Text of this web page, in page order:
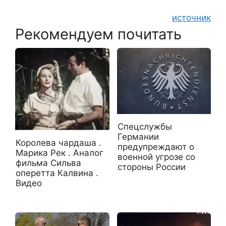
источник
Рекомендуем почитать
Королева чардаша .
Марика Рек . Аналог
фильма Сильва
оперетта Калвина .
Видео
Спецслужбы
Германии
предупреждают о
военной угрозе со
стороны России